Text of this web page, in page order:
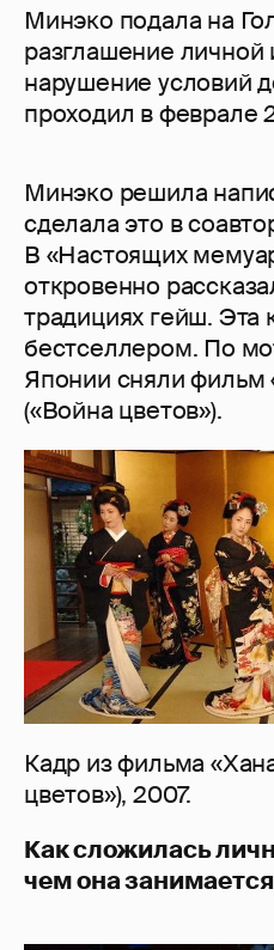
Минэко подала на
разглашение
нарушение условий
проходил в феврале
Минэко решила
сделала это в
В «Настоящих
откровенно
традициях гейш. Эта
бестселлером. По
Японии сняли фильм
(«Война цветов»).
Кадр из фильма
цветов»), 2007.
Как сложилась
чем она